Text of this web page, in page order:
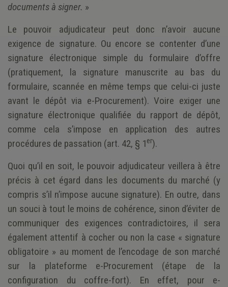
documents à signer. »
Le pouvoir adjudicateur peut donc n’avoir aucune
exigence de signature. Ou encore se contenter d’une
signature électronique simple du formulaire d’offre
(pratiquement, la signature manuscrite au bas du
formulaire, scannée en même temps que celui-ci juste
avant le dépôt via e-Procurement). Voire exiger une
signature électronique qualifiée du rapport de dépôt,
comme cela s’impose en application des autres
procédures de passation (art. 42, § 1er).
Quoi qu’il en soit, le pouvoir adjudicateur veillera à être
précis à cet égard dans les documents du marché (y
compris s’il n’impose aucune signature). En outre, dans
un souci à tout le moins de cohérence, sinon d’éviter de
communiquer des exigences contradictoires, il sera
également attentif à cocher ou non la case « signature
obligatoire » au moment de l’encodage de son marché
sur la plateforme e-Procurement (étape de la
configuration du coffre-fort). En effet, pour e-